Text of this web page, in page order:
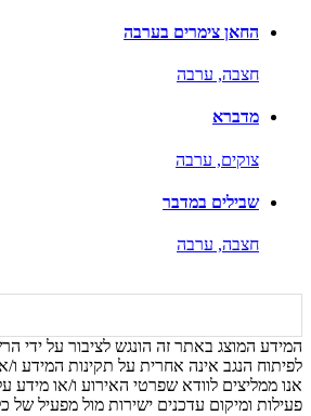
החאן צימרים בערבה
חצבה, ערבה
מדברא
צוקים, ערבה
שבילים במדבר
חצבה, ערבה
המידע המוצג באתר זה הונגש לציבור על ידי
לפיתוח הנגב אינה אחרית על תקינות המידע ו/
אנו ממליצים לוודא שפרטי האירוע ו/או
פעילות ומיקום עדכנים ישירות מול מפעיל